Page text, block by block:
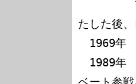
フィー
たした後、
1969年
1989年　